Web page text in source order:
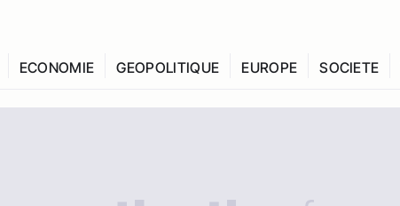
ECONOMIE GEOPOLITIQUE EUROPE SOCIETE